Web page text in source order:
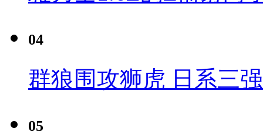
04
群狼围攻狮虎 日系三
05